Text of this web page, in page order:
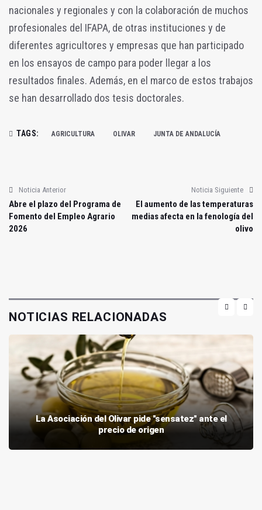
nacionales y regionales y con la colaboración de muchos
profesionales del IFAPA, de otras instituciones y de
diferentes agricultores y empresas que han participado
en los ensayos de campo para poder llegar a los
resultados finales. Además, en el marco de estos trabajos
se han desarrollado dos tesis doctorales.
TAGS: AGRICULTURA OLIVAR JUNTA DE ANDALUCÍA
Noticia Anterior
Abre el plazo del Programa de
Fomento del Empleo Agrario
2026
Noticia Siguiente
El aumento de las temperaturas
medias afecta en la fenología del
olivo
NOTICIAS RELACIONADAS
La Asociación del Olivar pide "sensatez" ante el
precio de origen